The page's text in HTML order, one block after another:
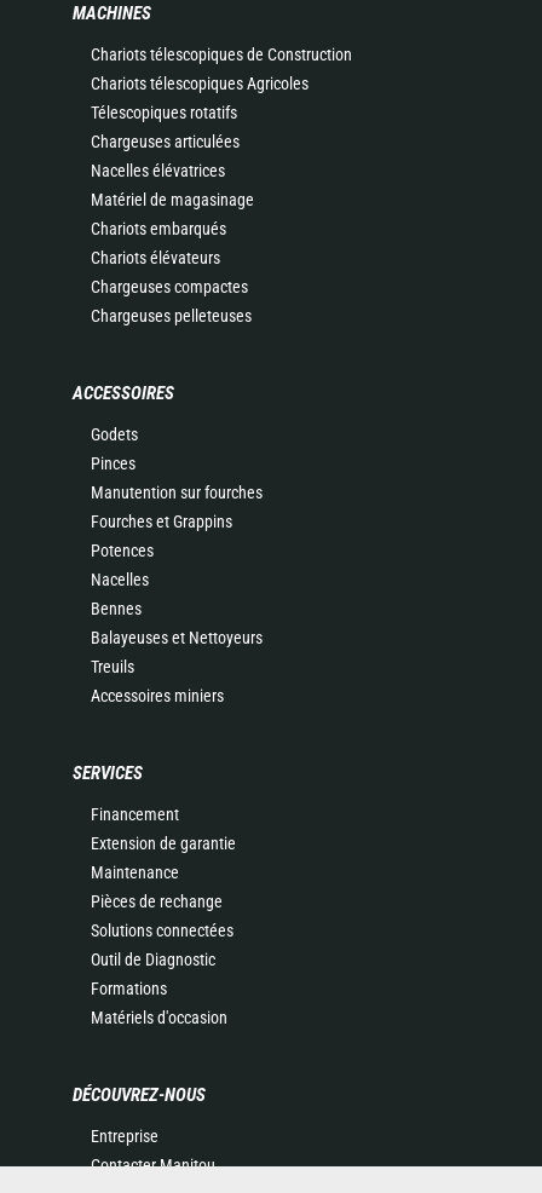
MACHINES
Chariots télescopiques de Construction
Chariots télescopiques Agricoles
Télescopiques rotatifs
Chargeuses articulées
Nacelles élévatrices
Matériel de magasinage
Chariots embarqués
Chariots élévateurs
Chargeuses compactes
Chargeuses pelleteuses
ACCESSOIRES
Godets
Pinces
Manutention sur fourches
Fourches et Grappins
Potences
Nacelles
Bennes
Balayeuses et Nettoyeurs
Treuils
Accessoires miniers
SERVICES
Financement
Extension de garantie
Maintenance
Pièces de rechange
Solutions connectées
Outil de Diagnostic
Formations
Matériels d'occasion
DÉCOUVREZ-NOUS
Entreprise
Contacter Manitou